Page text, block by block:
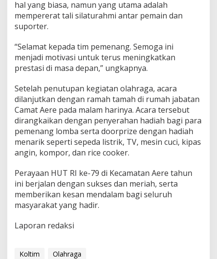
hal yang biasa, namun yang utama adalah
mempererat tali silaturahmi antar pemain dan
suporter.
“Selamat kepada tim pemenang. Semoga ini
menjadi motivasi untuk terus meningkatkan
prestasi di masa depan,” ungkapnya.
Setelah penutupan kegiatan olahraga, acara
dilanjutkan dengan ramah tamah di rumah jabatan
Camat Aere pada malam harinya. Acara tersebut
dirangkaikan dengan penyerahan hadiah bagi para
pemenang lomba serta doorprize dengan hadiah
menarik seperti sepeda listrik, TV, mesin cuci, kipas
angin, kompor, dan rice cooker.
Perayaan HUT RI ke-79 di Kecamatan Aere tahun
ini berjalan dengan sukses dan meriah, serta
memberikan kesan mendalam bagi seluruh
masyarakat yang hadir.
Laporan redaksi
Koltim Olahraga